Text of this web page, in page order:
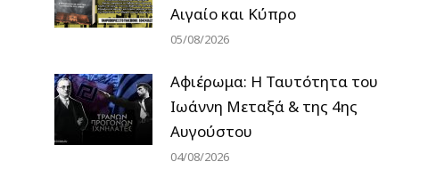
Αιγαίο και Κύπρο
05/08/2026
Αφιέρωμα: Η Ταυτότητα του
Ιωάννη Μεταξά & της 4ης
Αυγούστου
04/08/2026